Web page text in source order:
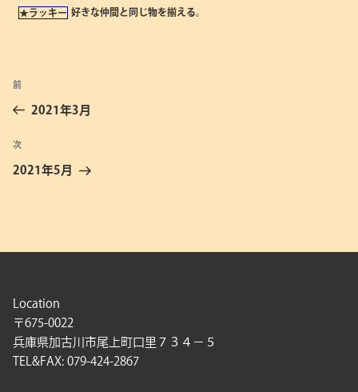
★ラッキー 好きな仲間と同じ物を揃える。
ビ
ゲ
ン
前
の
稿
前
2021年3月
次
の
次
2021年5月
Location
〒675-0022
兵庫県加古川市尾上町口里７３４－５
TEL&FAX: 079-424-2867